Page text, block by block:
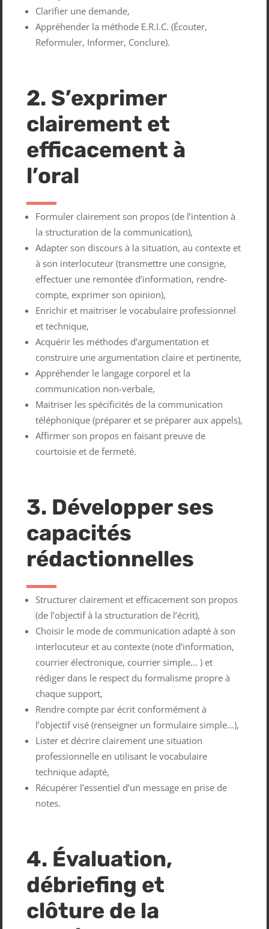
Clarifier une demande,
Appréhender la méthode E.R.I.C. (Écouter,
Reformuler, Informer, Conclure).
2. S’exprimer
clairement et
efficacement à
l’oral
Formuler clairement son propos (de l’intention à
la structuration de la communication),
Adapter son discours à la situation, au contexte et
à son interlocuteur (transmettre une consigne,
effectuer une remontée d’information, rendre-
compte, exprimer son opinion),
Enrichir et maitriser le vocabulaire professionnel
et technique,
Acquérir les méthodes d’argumentation et
construire une argumentation claire et pertinente,
Appréhender le langage corporel et la
communication non-verbale,
Maitriser les spécificités de la communication
téléphonique (préparer et se préparer aux appels),
Affirmer son propos en faisant preuve de
courtoisie et de fermeté.
3. Développer ses
capacités
rédactionnelles
Structurer clairement et efficacement son propos
(de l’objectif à la structuration de l’écrit),
Choisir le mode de communication adapté à son
interlocuteur et au contexte (note d’information,
courrier électronique, courrier simple… ) et
rédiger dans le respect du formalisme propre à
chaque support,
Rendre compte par écrit conformément à
l’objectif visé (renseigner un formulaire simple…),
Lister et décrire clairement une situation
professionnelle en utilisant le vocabulaire
technique adapté,
Récupérer l’essentiel d’un message en prise de
notes.
4. Évaluation,
débriefing et
clôture de la